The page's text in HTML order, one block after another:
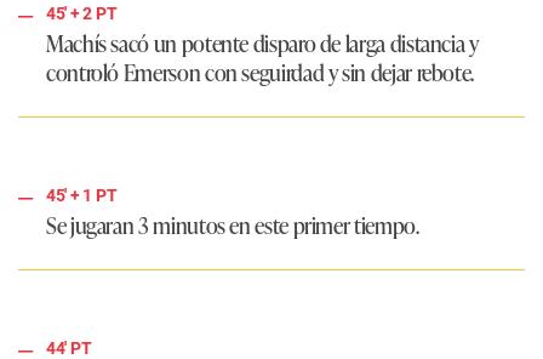
45'+ 2 PT
Machís sacó un potente disparo de larga distancia y
controló Emerson con seguirdad y sin dejar rebote.
45'+ 1 PT
Se jugaran 3 minutos en este primer tiempo.
44' PT